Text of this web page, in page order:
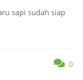
sapi sudah siap
0